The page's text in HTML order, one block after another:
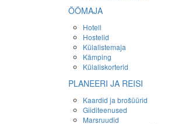
ÖÖMAJA
Hotell
Hostelid
Külalistemaja
Kämping
Külaliskorterid
PLANEERI JA REISI
Kaardid ja brošüürid
Giiditeenused
Marsruudid